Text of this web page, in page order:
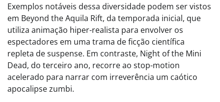
Exemplos notáveis dessa diversidade podem ser vistos
em Beyond the Aquila Rift, da temporada inicial, que
utiliza animação hiper-realista para envolver os
espectadores em uma trama de ficção científica
repleta de suspense. Em contraste, Night of the Mini
Dead, do terceiro ano, recorre ao stop-motion
acelerado para narrar com irreverência um caótico
apocalipse zumbi.